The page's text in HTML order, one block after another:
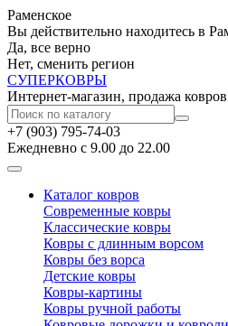
Раменское
Вы действительно находитесь в
Да, все верно
Нет, сменить регион
СУПЕРКОВРЫ
Интернет-магазин, продажа
+7 (903) 795-74-03
Ежедневно с 9.00 до 22.00
Каталог ковров
Современные ковры
Классические ковры
Ковры с длинным ворсом
Ковры без ворса
Детские ковры
Ковры-картины
Ковры ручной работы